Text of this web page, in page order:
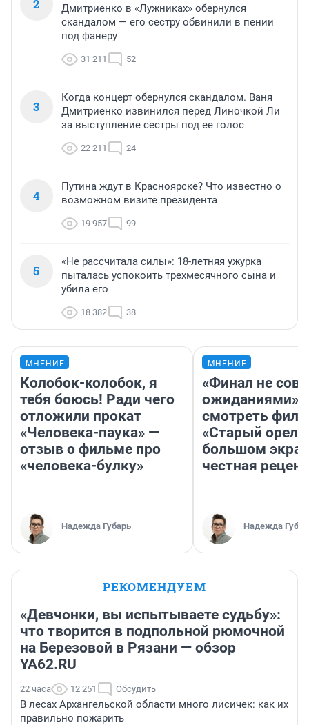
2
Дмитриенко в «Лужниках» обернулся
скандалом — его сестру обвинили в пении
под фанеру
31 211 52
3
Когда концерт обернулся скандалом. Ваня
Дмитриенко извинился перед Линочкой Ли
за выступление сестры под ее голос
22 211 24
4
Путина ждут в Красноярске? Что известно о
возможном визите президента
19 957 99
5
«Не рассчитала силы»: 18-летняя ужурка
пыталась успокоить трехмесячного сына и
убила его
18 382 38
МНЕНИЕ
Колобок-колобок, я
тебя боюсь! Ради чего
отложили прокат
«Человека-паука» —
отзыв о фильме про
«человека-булку»
Надежда Губарь
МНЕНИЕ
«Финал не
ожиданиями»:
смотреть
«Старый орел»
большом
честная
Надежда
РЕКОМЕНДУЕМ
«Девчонки, вы испытываете судьбу»:
что творится в подпольной рюмочной
на Березовой в Рязани — обзор
YA62.RU
22 часа 12 251 Обсудить
В лесах Архангельской области много лисичек: как их
правильно пожарить